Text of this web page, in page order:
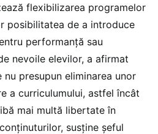
flexibilizarea programelor
posibilitatea de a introduce
performanță sau
nevoile elevilor, a afirmat
presupun eliminarea unor
a curriculumului, astfel încât
mai multă libertate în
susține șeful